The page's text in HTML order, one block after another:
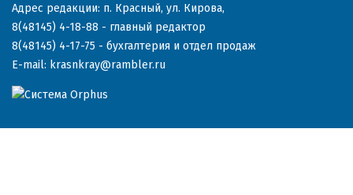
Адрес редакции: п. Красный, ул. Кирова,
8(48145) 4-18-88 - главный редактор
8(48145) 4-17-75 - бухгалтерия и отдел продаж
E-mail: krasnkray@rambler.ru